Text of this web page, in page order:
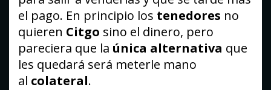
el pago. En principio los tenedores no
quieren Citgo sino el dinero, pero
pareciera que la única alternativa que
les quedará será meterle mano
al colateral.